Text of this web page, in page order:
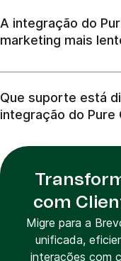
A integração do
marketing mais
Que suporte está
integração do Pure
com
Migre para a
unificada,
interações com